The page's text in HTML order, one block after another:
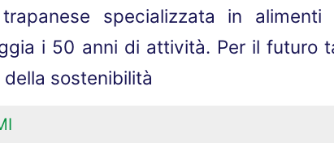
specializzata in alimenti
i 50 anni di attività. Per il futuro
sostenibilità